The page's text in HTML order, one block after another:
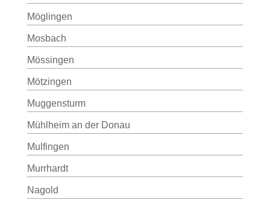
Möglingen
Mosbach
Mössingen
Mötzingen
Muggensturm
Mühlheim an der Donau
Mulfingen
Murrhardt
Nagold